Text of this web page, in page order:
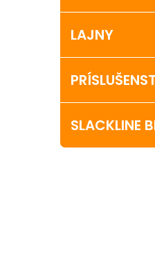
LAJNY
SLACKLINE